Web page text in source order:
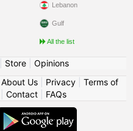
Lebanon
Gulf
All the list
Store| Opinions
About Us| Privacy| Terms of
Contact FAQs